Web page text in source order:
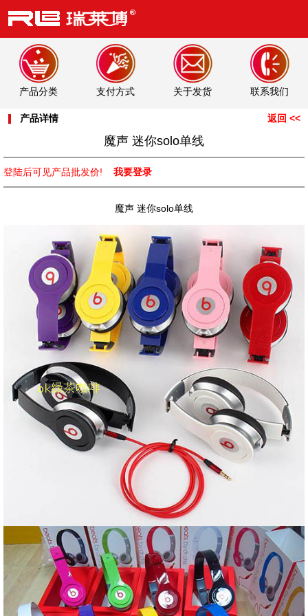
产品分类 支付方式 关于发货 联系我们
产品详情 返回 <<
魔声 迷你solo单线
登陆后可见产品批发价! 我要登录
魔声 迷你solo单线